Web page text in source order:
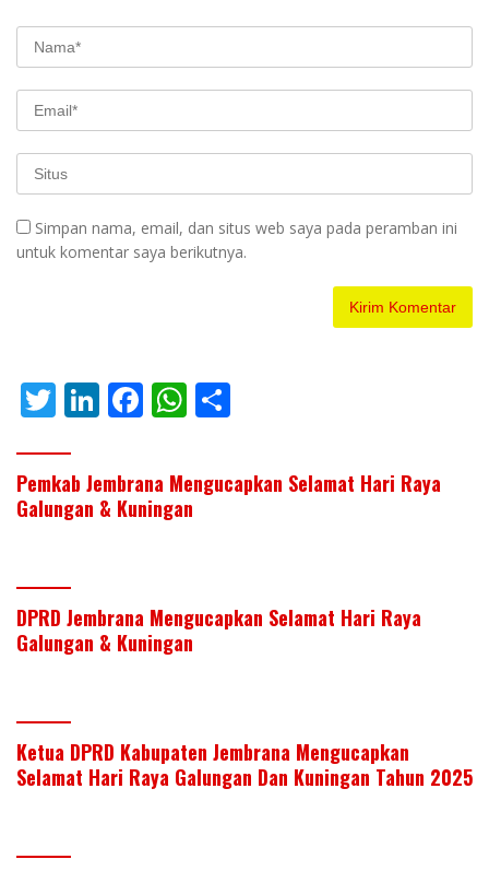
Simpan nama, email, dan situs web saya pada peramban ini
untuk komentar saya berikutnya.
T
itt
er
Li
k
e
F
e
b
k
W
at
s
p
ar
e
Pemkab Jembrana Mengucapkan Selamat Hari Raya
Galungan & Kuningan
DPRD Jembrana Mengucapkan Selamat Hari Raya
Galungan & Kuningan
Ketua DPRD Kabupaten Jembrana Mengucapkan
Selamat Hari Raya Galungan Dan Kuningan Tahun 2025